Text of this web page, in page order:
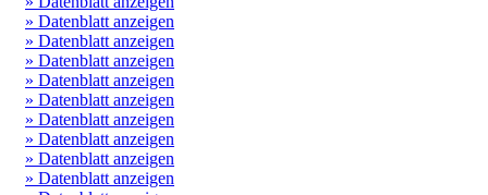
» Datenblatt anzeigen
» Datenblatt anzeigen
» Datenblatt anzeigen
» Datenblatt anzeigen
» Datenblatt anzeigen
» Datenblatt anzeigen
» Datenblatt anzeigen
» Datenblatt anzeigen
» Datenblatt anzeigen